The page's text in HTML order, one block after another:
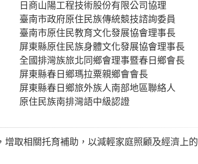
日商山陽工程技術股份有限公司協理
臺南市政府原住民族傳統競技諮詢委員
臺南市原住民教育文化發展協會理事長
屏東縣原住民族身體文化發展協會理事長
全國排灣族旅北同鄉會理事暨春日鄉會長
屏東縣春日鄉瑪拉粟親鄉會會長
屏東縣春日鄉旅外族人南部地區聯絡人
原住民族南排灣語中級認證
取相關托育補助，以減輕家庭照顧及經濟上